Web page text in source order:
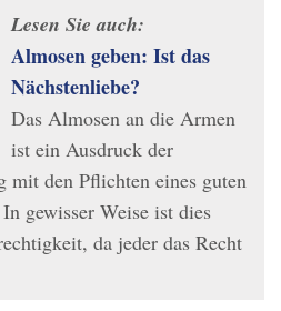
Lesen Sie auch:
Almosen geben: Ist das
Nächstenliebe?
Das Almosen an die Armen
ist ein Ausdruck der
mit den Pflichten eines guten
gewisser Weise ist dies
da jeder das Recht